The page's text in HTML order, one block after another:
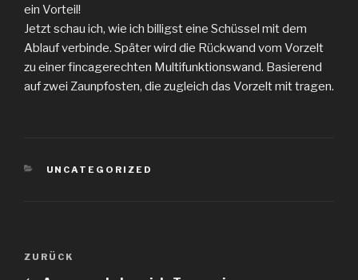
ein Vorteil!
Jetzt schau ich, wie ich billigst eine Schüssel mit dem
Ablauf verbinde. Später wird die Rückwand vom Vorzelt
zu einer fincagerechten Multifunktionswand. Basierend
auf zwei Zaunpfosten, die zugleich das Vorzelt mit tragen.
KATEGORIEN
UNCATEGORIZED
Beitragsnavigation
Vorheriger
ZURÜCK